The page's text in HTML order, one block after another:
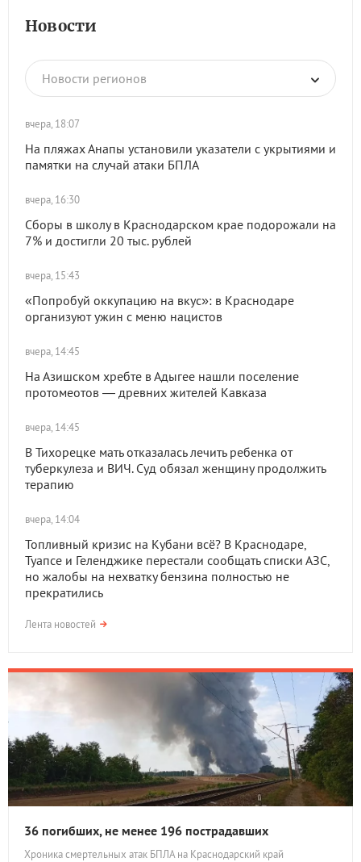
Новости
Новости регионов
вчера, 18:07
На пляжах Анапы установили указатели с укрытиями и
памятки на случай атаки БПЛА
вчера, 16:30
Сборы в школу в Краснодарском крае подорожали на
7% и достигли 20 тыс. рублей
вчера, 15:43
«Попробуй оккупацию на вкус»: в Краснодаре
организуют ужин с меню нацистов
вчера, 14:45
На Азишском хребте в Адыгее нашли поселение
протомеотов — древних жителей Кавказа
вчера, 14:45
В Тихорецке мать отказалась лечить ребенка от
туберкулеза и ВИЧ. Суд обязал женщину продолжить
терапию
вчера, 14:04
Топливный кризис на Кубани всё? В Краснодаре,
Туапсе и Геленджике перестали сообщать списки АЗС,
но жалобы на нехватку бензина полностью не
прекратились
Лента новостей
36 погибших, не менее 196 пострадавших
Хроника смертельных атак БПЛА на Краснодарский край